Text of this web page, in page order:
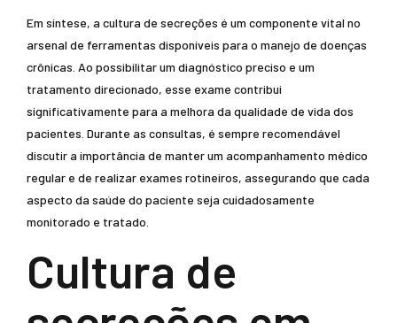
Em síntese, a cultura de secreções é um componente vital no
arsenal de ferramentas disponíveis para o manejo de doenças
crônicas. Ao possibilitar um diagnóstico preciso e um
tratamento direcionado, esse exame contribui
significativamente para a melhora da qualidade de vida dos
pacientes. Durante as consultas, é sempre recomendável
discutir a importância de manter um acompanhamento médico
regular e de realizar exames rotineiros, assegurando que cada
aspecto da saúde do paciente seja cuidadosamente
monitorado e tratado.
Cultura de